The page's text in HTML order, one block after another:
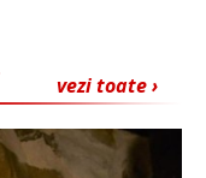
vezi toate ›